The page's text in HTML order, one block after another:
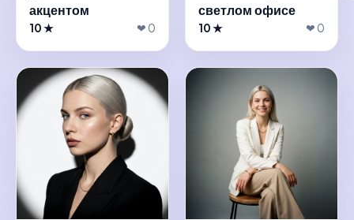
акцентом
10 ★ ❤ 0
светлом офисе
10 ★ ❤ 0